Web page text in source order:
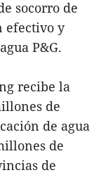
socorro de
efectivo y
P&G.
recibe la
de
de agua
de
de